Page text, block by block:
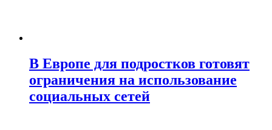
В Европе для подростков готовят
ограничения на использование
социальных сетей